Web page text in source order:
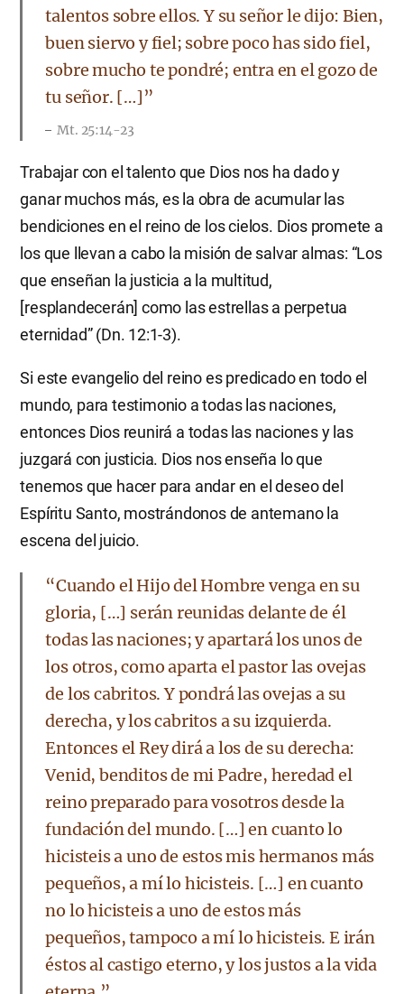
talentos sobre ellos. Y su señor le dijo: Bien,
buen siervo y fiel; sobre poco has sido fiel,
sobre mucho te pondré; entra en el gozo de
tu señor. […]”
Mt. 25:14-23
Trabajar con el talento que Dios nos ha dado y
ganar muchos más, es la obra de acumular las
bendiciones en el reino de los cielos. Dios promete a
los que llevan a cabo la misión de salvar almas: “Los
que enseñan la justicia a la multitud,
[resplandecerán] como las estrellas a perpetua
eternidad” (Dn. 12:1-3).
Si este evangelio del reino es predicado en todo el
mundo, para testimonio a todas las naciones,
entonces Dios reunirá a todas las naciones y las
juzgará con justicia. Dios nos enseña lo que
tenemos que hacer para andar en el deseo del
Espíritu Santo, mostrándonos de antemano la
escena del juicio.
“Cuando el Hijo del Hombre venga en su
gloria, […] serán reunidas delante de él
todas las naciones; y apartará los unos de
los otros, como aparta el pastor las ovejas
de los cabritos. Y pondrá las ovejas a su
derecha, y los cabritos a su izquierda.
Entonces el Rey dirá a los de su derecha:
Venid, benditos de mi Padre, heredad el
reino preparado para vosotros desde la
fundación del mundo. […] en cuanto lo
hicisteis a uno de estos mis hermanos más
pequeños, a mí lo hicisteis. […] en cuanto
no lo hicisteis a uno de estos más
pequeños, tampoco a mí lo hicisteis. E irán
éstos al castigo eterno, y los justos a la vida